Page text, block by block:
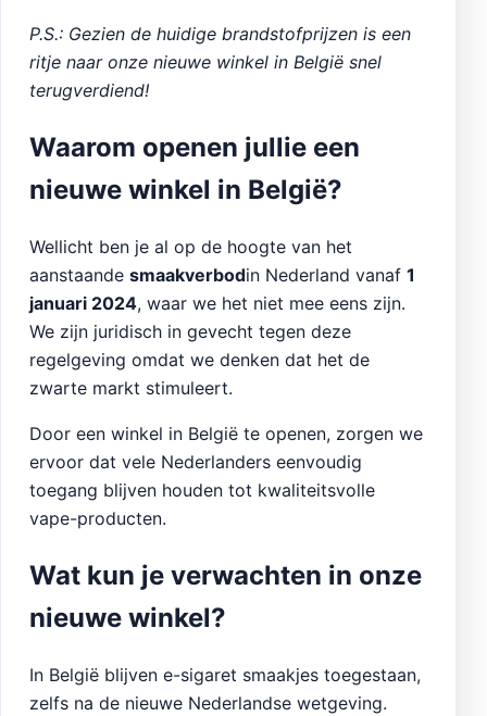
P.S.: Gezien de huidige brandstofprijzen is een
ritje naar onze nieuwe winkel in België snel
terugverdiend!
Waarom openen jullie een
nieuwe winkel in België?
Wellicht ben je al op de hoogte van het
aanstaande smaakverbodin Nederland vanaf 1
januari 2024, waar we het niet mee eens zijn.
We zijn juridisch in gevecht tegen deze
regelgeving omdat we denken dat het de
zwarte markt stimuleert.
Door een winkel in België te openen, zorgen we
ervoor dat vele Nederlanders eenvoudig
toegang blijven houden tot kwaliteitsvolle
vape-producten.
Wat kun je verwachten in onze
nieuwe winkel?
In België blijven e-sigaret smaakjes toegestaan,
zelfs na de nieuwe Nederlandse wetgeving.